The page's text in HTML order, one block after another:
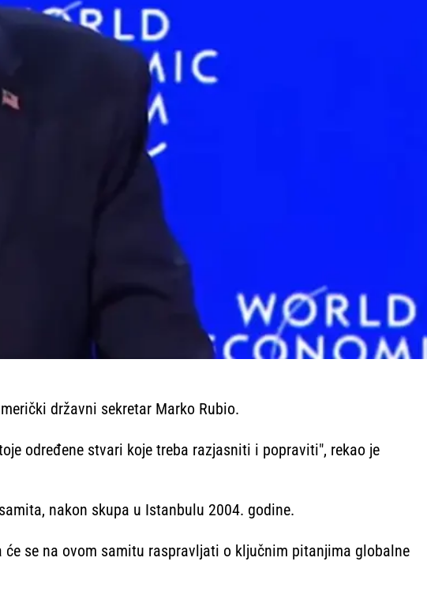
državni sekretar Marko Rubio.
određene stvari koje treba razjasniti i popraviti", rekao je
nakon skupa u Istanbulu 2004. godine.
će se na ovom samitu raspravljati o ključnim pitanjima globalne